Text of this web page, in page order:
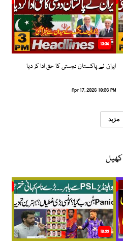
13:34
ایران نے پاکستان دوستی کا حق ادا کر دیا
Apr 17, 2026 10:06 PM
مزید
کھیل
10:33